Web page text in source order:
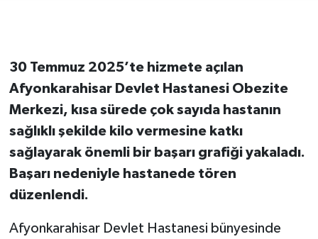
30 Temmuz 2025’te hizmete açılan
Afyonkarahisar Devlet Hastanesi Obezite
Merkezi, kısa sürede çok sayıda hastanın
sağlıklı şekilde kilo vermesine katkı
sağlayarak önemli bir başarı grafiği yakaladı.
Başarı nedeniyle hastanede tören
düzenlendi.
Afyonkarahisar Devlet Hastanesi bünyesinde